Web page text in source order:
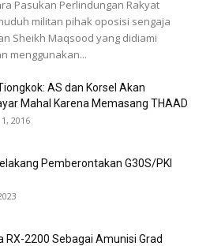
Pasukan Perlindungan Rakyat
militan pihak oposisi sengaja
Sheikh Maqsood yang didiami
menggunakan...
AS dan Korsel Akan
Mahal Karena Memasang THAAD
2016
Pemberontakan G30S/PKI
RX-2200 Sebagai Amunisi Grad